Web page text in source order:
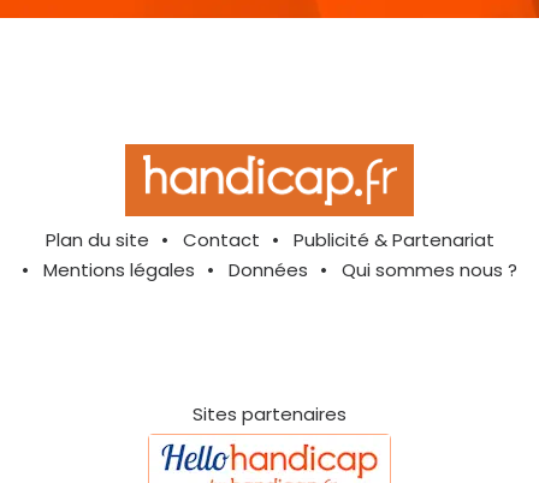
Plan du site Contact
Publicité & Partenariat
Mentions légales
Données Qui sommes nous ?
Sites partenaires